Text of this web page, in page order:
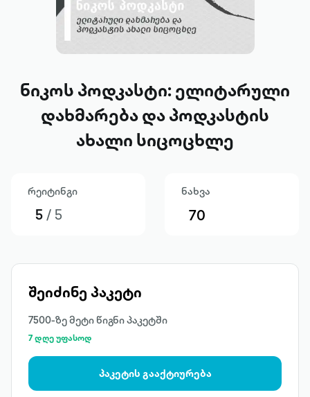
ნიკოს პოდკასტი: ელიტარული
დახმარება და პოდკასტის
ახალი სიცოცხლე
რეიტინგი
5/ 5
ნახვა
70
შეიძინე პაკეტი
7500-ზე მეტი წიგნი პაკეტში
7 დღე უფასოდ
პაკეტის გააქტიურება